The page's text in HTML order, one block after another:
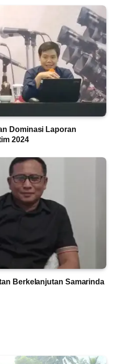
Dominasi Laporan
2024
Berkelanjutan Samarinda